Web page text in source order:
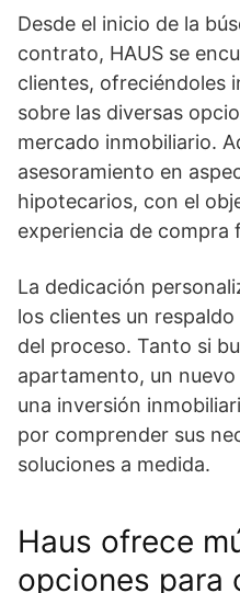
Desde el inicio de la
contrato, HAUS se
clientes, ofreciéndoles
sobre las diversas
mercado inmobiliario.
asesoramiento en
hipotecarios, con el
experiencia de compra
La dedicación
los clientes un
del proceso. Tanto si
apartamento, un
una inversión
por comprender sus
soluciones a medida.
Haus ofrece
opciones para